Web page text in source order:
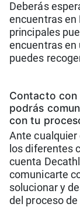
Deberás
encuentras en
principales
encuentras en
puedes
Contacto con
podrás
con tu
Ante cualquier
los diferentes
cuenta
comunicarte
solucionar y
del proceso